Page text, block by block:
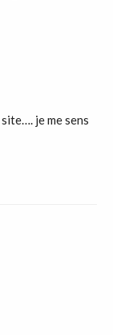
je me sens